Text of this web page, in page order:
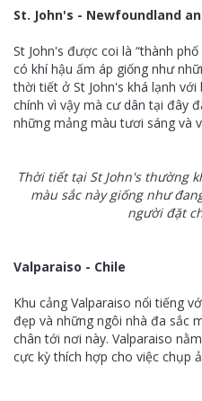
St. John's - Newfoundland
St John's được coi là “thành
có khí hậu ấm áp giống như
thời tiết ở St John's khá lạnh
chính vì vậy mà cư dân tại đây
những mảng màu tươi sáng và
Thời tiết tại St John's thường
màu sắc này giống như
người đặt
Valparaiso - Chile
Khu cảng Valparaiso nổi tiếng
đẹp và những ngôi nhà đa sắc
chân tới nơi này. Valparaiso
cực kỳ thích hợp cho việc chụp